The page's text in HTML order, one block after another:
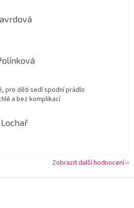
obchodu je 5 z 5 hvězdiček.
obchodu je 5 z 5 hvězdiček.
pro děti sedí spodní prádlo
a bez komplikací
obchodu je 5 z 5 hvězdiček.
Zobrazit další hodnocení